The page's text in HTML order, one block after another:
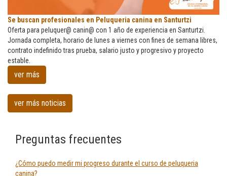
Se
buscan
profesionales
en
Peluqueria
Se buscan profesionales en Peluqueria canina en Santurtzi
Oferta para peluquer@ canin@ con 1 año de experiencia en Santurtzi.
Jornada completa, horario de lunes a viernes con fines de semana libres,
contrato indefinido tras prueba, salario justo y progresivo y proyecto
estable.
ver más
ver más noticias
Preguntas frecuentes
¿Cómo puedo medir mi progreso durante el curso de peluqueria
canina?